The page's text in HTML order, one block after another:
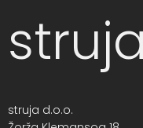
struja
struja d.o.o.